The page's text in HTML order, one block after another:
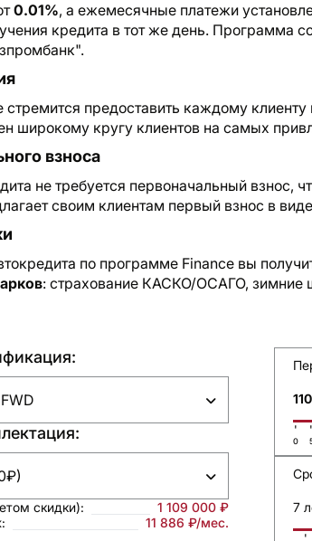
0.01%, а ежемесячные платежи
кредита в тот же день. Программа
предоставить каждому
широкому кругу клиентов на самых
взноса
не требуется первоначальный
своим клиентам первый взнос в
по программе Finance вы
: страхование КАСКО/ОСАГО, зимние
скидки):
1 109 000 ₽
11 886 ₽/мес.
0
7